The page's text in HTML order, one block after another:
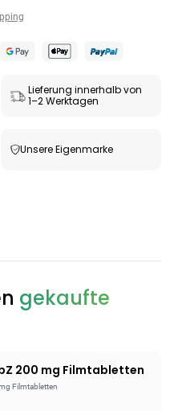
&
Baby &
Sanitätshaus
Lieferung innerhalb von
1–2 Werktagen
Unsere Eigenmarke
gekaufte
200 mg Filmtabletten
Filmtabletten